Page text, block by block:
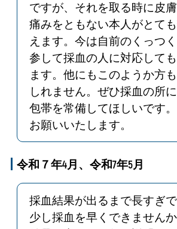
ですが、それを取る時に皮
痛みをともない本人がとて
えます。今は自前のくっつ
参して採血の人に対応して
ます。他にもこのようか方
しれません。ぜひ採血の所
包帯を常備してほしいです
お願いいたします。
回答
貴重なご意見ありがと
皮膚が弱い方について
ではなく、剥がす際の
角質層を守るゲル粘着
「優肌絆」というテー
ります。ご希望の際は
令和７年4月、令和7年5月
採血結果が出るまで長すぎ
少し採血を早くできません